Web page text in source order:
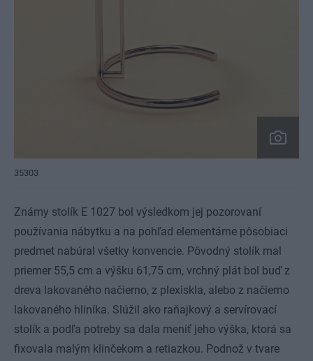
35303
Známy stolík E 1027 bol výsledkom jej pozorovaní
používania nábytku a na pohľad elementárne pôsobiaci
predmet nabúral všetky konvencie. Pôvodný stolík mal
priemer 55,5 cm a výšku 61,75 cm, vrchný plát bol buď z
dreva lakovaného načierno, z plexiskla, alebo z načierno
lakovaného hliníka. Slúžil ako raňajkový a servírovací
stolík a podľa potreby sa dala meniť jeho výška, ktorá sa
fixovala malým klinčekom a retiazkou. Podnož v tvare